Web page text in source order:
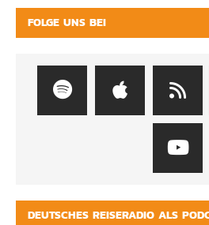
FOLGE UNS BEI
DEUTSCHES REISERADIO ALS